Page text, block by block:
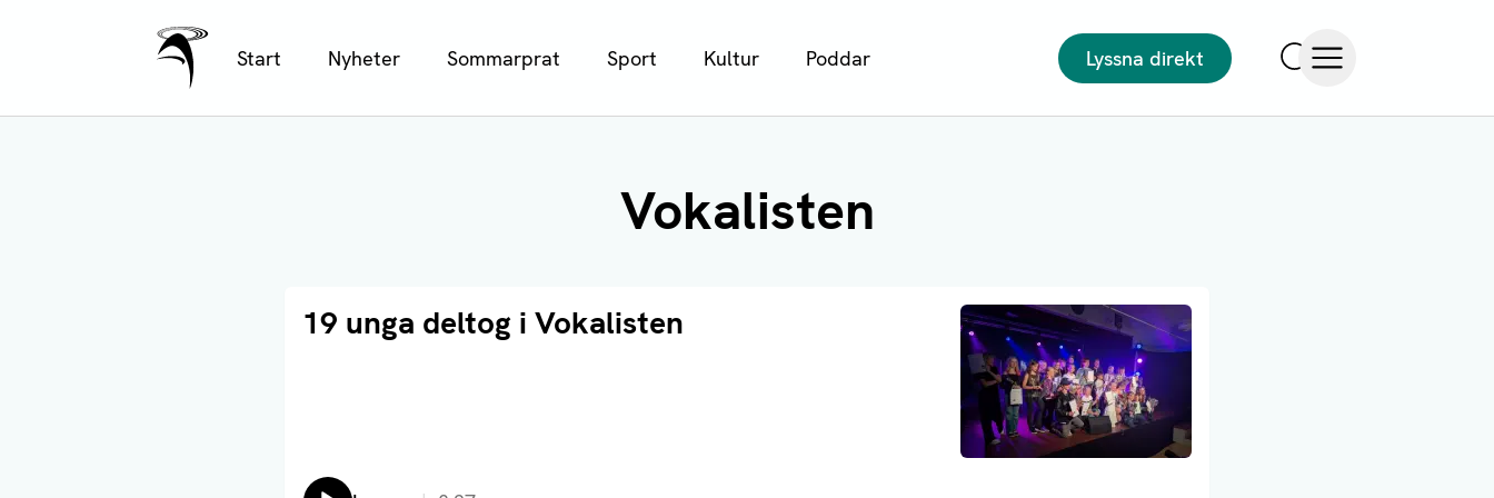
Ålands Radio & TV
Start Nyheter Sommarprat Sport Kultur Poddar
Lyssna direkt
Vokalisten
19 unga deltog i Vokalisten
Läs artikel